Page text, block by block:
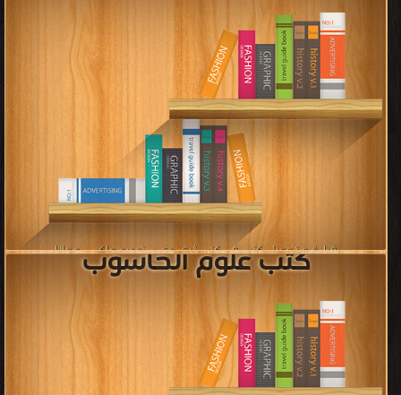
كتب لغة دارت
قراءة و تحميل كتب في كتب لغة دارت مجانا
[ 38 كتاب/كتب ]